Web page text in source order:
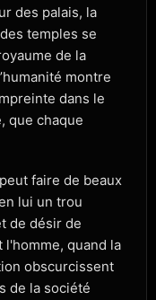
des palais, la
temples se
de la
montre
dans le
que chaque
faire de beaux
lui un trou
de désir de
quand la
obscurcissent
de la société